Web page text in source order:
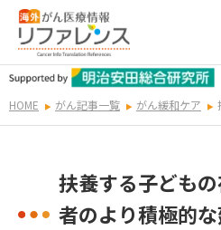
HOME がん記事一覧 がん緩和ケア
扶養する子ども
者のより積極的